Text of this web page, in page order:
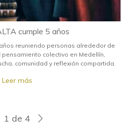
cumple 5 años
años reuniendo personas alrededor de
colectivo en Medellín,
comunidad y reflexión compartida.
Leer más
1 de 4